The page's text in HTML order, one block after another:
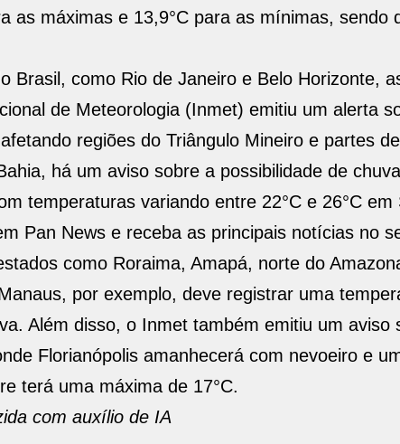
as máximas e 13,9°C para as mínimas,
Brasil, como Rio de Janeiro e Belo Horizonte,
de Meteorologia (Inmet) emitiu um alerta
regiões do Triângulo Mineiro e partes
há um aviso sobre a possibilidade de
temperaturas variando entre 22°C e 26°C em
Pan News e receba as principais notícias no
como Roraima, Amapá, norte do
por exemplo, deve registrar uma
Além disso, o Inmet também emitiu um aviso
Florianópolis amanhecerá com nevoeiro e
terá uma máxima de 17°C.
com auxílio de IA